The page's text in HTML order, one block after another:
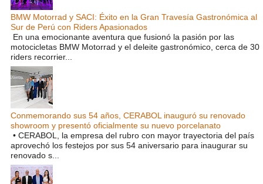
BMW Motorrad y SACI: Éxito en la Gran Travesía Gastronómica al
Sur de Perú con Riders Apasionados
En una emocionante aventura que fusionó la pasión por las
motocicletas BMW Motorrad y el deleite gastronómico, cerca de 30
riders recorrier...
Conmemorando sus 54 años, CERABOL inauguró su renovado
showroom y presentó oficialmente su nuevo porcelanato
• CERABOL, la empresa del rubro con mayor trayectoria del país
aprovechó los festejos por sus 54 aniversario para inaugurar su
renovado s...